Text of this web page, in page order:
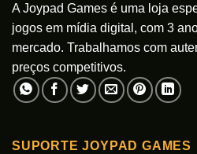
A Joypad Games é uma loja
jogos em mídia digital, com 3
mercado. Trabalhamos com
preços competitivos.
SUPORTE JOYPAD GAMES